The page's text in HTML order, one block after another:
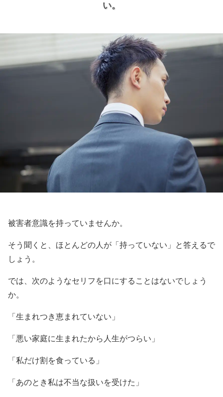
い。
被害者意識を持っていませんか。
そう聞くと、ほとんどの人が「持っていない」と答えるで
しょう。
では、次のようなセリフを口にすることはないでしょう
か。
「生まれつき恵まれていない」
「悪い家庭に生まれたから人生がつらい」
「私だけ割を食っている」
「あのとき私は不当な扱いを受けた」